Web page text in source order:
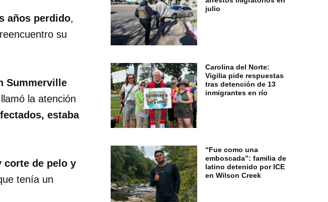
años perdido,
su
Summerville
la atención
estaba
corte de pelo y
tenía un
julio
Carolina del Norte:
Vigilia pide respuestas
tras detención de 13
inmigrantes en río
“Fue como una
emboscada”: familia de
latino detenido por ICE
en Wilson Creek